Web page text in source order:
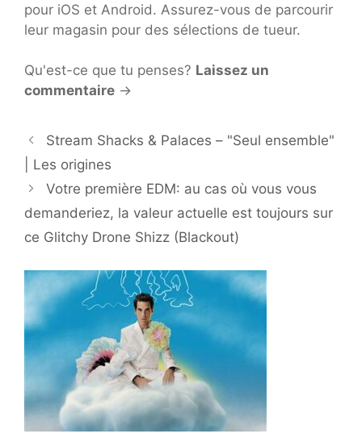
pour iOS et Android. Assurez-vous de parcourir
leur magasin pour des sélections de tueur.
Qu'est-ce que tu penses? Laissez un
commentaire →
Stream Shacks & Palaces – "Seul ensemble"
| Les origines
Votre première EDM: au cas où vous vous
demanderiez, la valeur actuelle est toujours sur
ce Glitchy Drone Shizz (Blackout)